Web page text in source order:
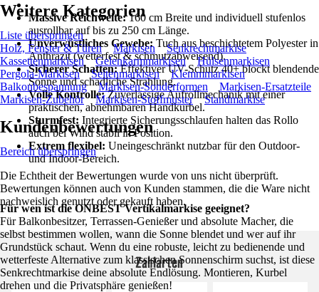
Massive Reichweite:160 cm Breite und individuell stufenlos
ausrollbar auf bis zu 250 cm Länge.
Unverwüstliches Gewebe: Tuch aus beschichtetem Polyester in
Anthrazit (wetterfest & schmutzabweisend).
Sicherer Schatten:Effektiver UV-Schutz 40+ blockt blendende
Sonne und schädliche Strahlung.
Volle Kontrolle:Zuverlässige Aufrollmechanik mit einer
praktischen, abnehmbaren Handkurbel.
Sturmfest: Integrierte Sicherungsschlaufen halten das Rollo
auch bei Wind stabil in Position.
Extrem flexibel: Uneingeschränkt nutzbar für den Outdoor-
und Indoor-Bereich.
Für wen ist die ONBEST Vertikalmarkise geeignet?
Für Balkonbesitzer, Terrassen-Genießer und absolute Macher, die
selbst bestimmen wollen, wann die Sonne blendet und wer auf ihr
Grundstück schaut. Wenn du eine robuste, leicht zu bedienende und
wetterfeste Alternative zum klassischen Sonnenschirm suchst, ist diese
Senkrechtmarkise deine absolute Endlösung. Montieren, Kurbel
drehen und die Privatsphäre genießen!
Weitere Kategorien
Liste überspringen
Holz, Fenster & Türen
Markisen
Senkrechtmarkise
Kassettenmarkisen
Gelenkarmmarkisen
Hülsenmarkisen
Pergola-Markisen
Seitenmarkisen
Klemmmarkisen
Balkonbespannung
Markisen-Sonderformen
Markisen-Ersatzteile
Markisen-Zubehör
Markisen-Stoffmuster Standmarkise
Kundenbewertungen
Bereich überspringen
Die Echtheit der Bewertungen wurde von uns nicht überprüft.
Bewertungen können auch von Kunden stammen, die die Ware nicht
nachweislich genutzt oder gekauft haben.
Zahlarten